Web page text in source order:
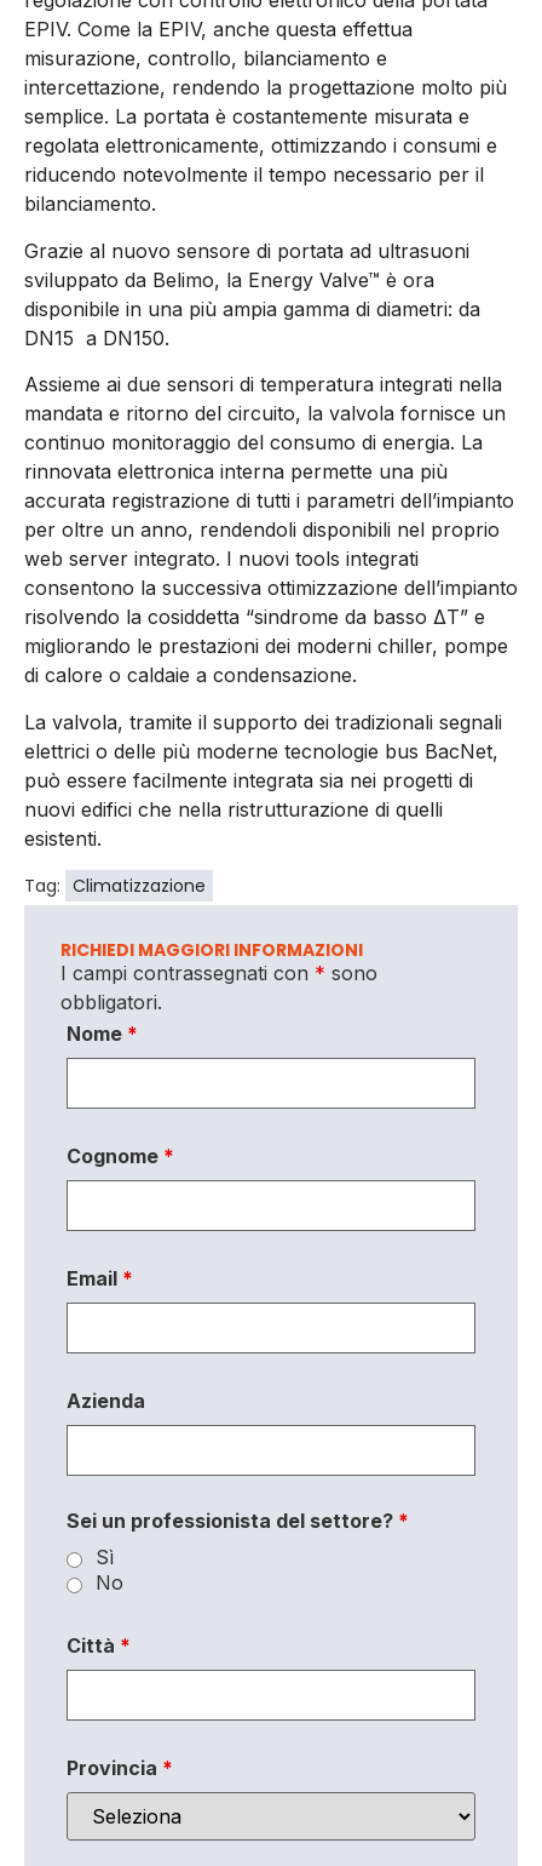
EPIV. Come la EPIV, anche questa effettua
misurazione, controllo, bilanciamento e
intercettazione, rendendo la progettazione molto più
semplice. La portata è costantemente misurata e
regolata elettronicamente, ottimizzando i consumi e
riducendo notevolmente il tempo necessario per il
bilanciamento.
Grazie al nuovo sensore di portata ad ultrasuoni
sviluppato da Belimo, la Energy Valve™ è ora
disponibile in una più ampia gamma di diametri: da
DN15 a DN150.
Assieme ai due sensori di temperatura integrati nella
mandata e ritorno del circuito, la valvola fornisce un
continuo monitoraggio del consumo di energia. La
rinnovata elettronica interna permette una più
accurata registrazione di tutti i parametri dell’impianto
per oltre un anno, rendendoli disponibili nel proprio
web server integrato. I nuovi tools integrati
consentono la successiva ottimizzazione dell’impianto
risolvendo la cosiddetta “sindrome da basso ΔT” e
migliorando le prestazioni dei moderni chiller, pompe
di calore o caldaie a condensazione.
La valvola, tramite il supporto dei tradizionali segnali
elettrici o delle più moderne tecnologie bus BacNet,
può essere facilmente integrata sia nei progetti di
nuovi edifici che nella ristrutturazione di quelli
esistenti.
Tag: Climatizzazione
RICHIEDI MAGGIORI INFORMAZIONI
I campi contrassegnati con * sono
obbligatori.
Nome *
Cognome *
Email *
Azienda
Sei un professionista del settore? *
Sì
No
Città *
Provincia *